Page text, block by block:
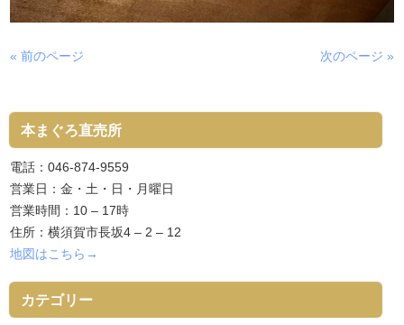
« 前のページ 次のページ »
本まぐろ直売所
電話：046-874-9559
営業日：金・土・日・月曜日
営業時間：10 – 17時
住所：横須賀市長坂4 – 2 – 12
地図はこちら→
カテゴリー